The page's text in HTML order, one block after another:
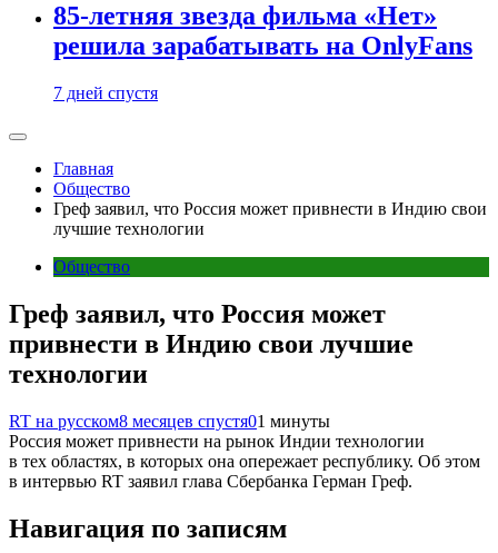
85-летняя звезда фильма «Нет»
решила зарабатывать на OnlyFans
7 дней спустя
Главная
Общество
Греф заявил, что Россия может привнести в Индию свои
лучшие технологии
Общество
Греф заявил, что Россия может
привнести в Индию свои лучшие
технологии
RT на русском8 месяцев спустя01 минуты
Россия может привнести на рынок Индии технологии
в тех областях, в которых она опережает республику. Об этом
в интервью RT заявил глава Сбербанка Герман Греф.
Навигация по записям